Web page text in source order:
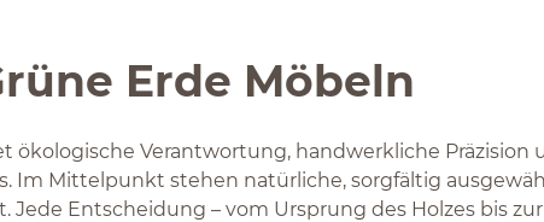
Erde Möbeln
Verantwortung, handwerkliche Präzision
Im Mittelpunkt stehen natürliche, sorgfältig
Entscheidung – vom Ursprung des Holzes bis